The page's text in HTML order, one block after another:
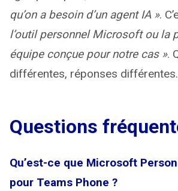
qu’on a besoin d’un agent IA ».
l’outil personnel Microsoft ou la
équipe conçue pour notre cas ».
différentes, réponses différentes.
Questions
Qu’est-ce que Microsoft
pour Teams Phone ?